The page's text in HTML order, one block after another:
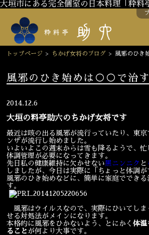
大垣市にある完全個室の日本料理「粋料
トップページ > ちかげ女将のブログ > 風邪のひき
風邪のひき始めは○○で治す
2014.12.6
大垣の料亭助六のちかげ女将です
最近は咳の出る風邪が流行っていたり、東
ンザが流行し始めました。
いよいよこの週末からは雪も降るようで、
体調管理が必要になってきます。
先日私の健康維持に欠かせない黒ニンニク と
しましたが、今日は実際に「ちょっと体調が
風邪のひき始めなどに、簡単に家庭でできる
す。
風邪はウイルスなので、実際にひいてしま
せる対処法がメインになります。
本格的に風邪をひかないよう、とにかく体温
ること が何より大事です。
季節のお料理
お飲み物
お部屋のご紹介
結婚式・披露宴
ご接待 法要
慶事 お顔合わ